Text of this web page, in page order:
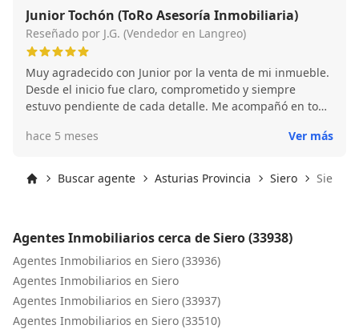
Junior Tochón (ToRo Asesoría Inmobiliaria)
Reseñado por J.G. (Vendedor en Langreo)
Muy agradecido con Junior por la venta de mi inmueble.
Desde el inicio fue claro, comprometido y siempre
estuvo pendiente de cada detalle. Me acompañó en todo
condiciones. Sin duda, lo recomiendo por su
hace 5 meses Ver más
Buscar agente Asturias Provincia Siero Siero
Agentes Inmobiliarios cerca de Siero (33938)
Agentes Inmobiliarios en Siero (33936)
Agentes Inmobiliarios en Siero
Agentes Inmobiliarios en Siero (33937)
Agentes Inmobiliarios en Siero (33510)